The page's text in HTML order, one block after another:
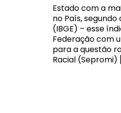
Estado com a
no País,
(IBGE) – esse
Federação com
para a questão
Racial (Sepromi)